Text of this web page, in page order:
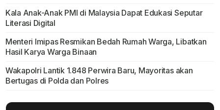
Kala Anak-Anak PMI di Malaysia Dapat Edukasi Seputar
Literasi Digital
Menteri Imipas Resmikan Bedah Rumah Warga, Libatkan
Hasil Karya Warga Binaan
Wakapolri Lantik 1.848 Perwira Baru, Mayoritas akan
Bertugas di Polda dan Polres